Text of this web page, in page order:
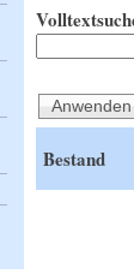
Bestand